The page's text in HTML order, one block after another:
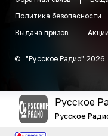
Политика безопасности
Выдача призов
Акции
© "Русское Радио" 2026.
Русское
Русское